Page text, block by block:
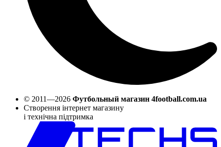
© 2011—2026 Футбольный магазин 4football.com.ua
Створення інтернет магазину
і технічна підтримка